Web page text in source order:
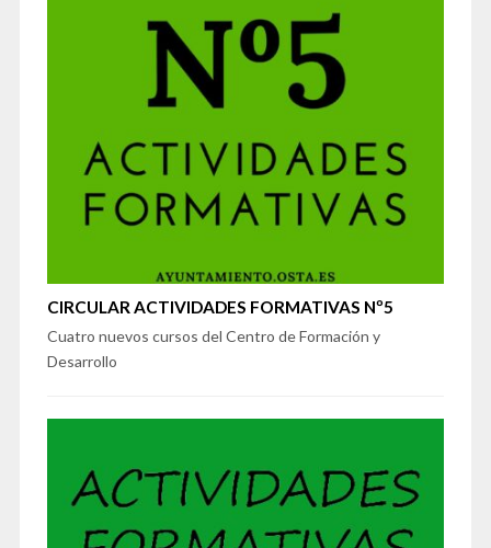
CIRCULAR ACTIVIDADES FORMATIVAS Nº5
Cuatro nuevos cursos del Centro de Formación y
Desarrollo